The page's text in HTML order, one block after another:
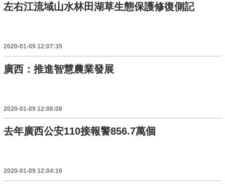
左右江流域山水林田湖草生態保護修復側記
2020-01-09 12:07:35
廣西：推進智慧農業發展
2020-01-09 12:06:08
去年廣西公安110接報警856.7萬個
2020-01-09 12:04:16